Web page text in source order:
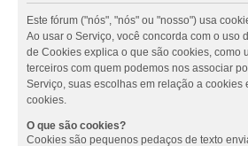
Este fórum ("nós", "nós" ou "nosso") usa
Ao usar o Serviço, você concorda com o uso
de Cookies explica o que são cookies, como
terceiros com quem podemos nos associar
Serviço, suas escolhas em relação a cookies
cookies.
O que são cookies?
Cookies são pequenos pedaços de texto